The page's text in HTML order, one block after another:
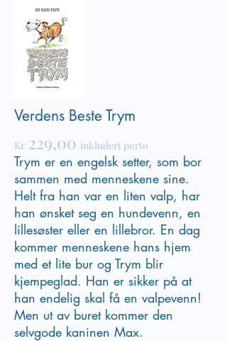
Verdens Beste Trym
Kr 229,00 inkludert porto
Trym er en engelsk setter, som bor
sammen med menneskene sine.
Helt fra han var en liten valp, har
han ønsket seg en hundevenn, en
lillesøster eller en lillebror. En dag
kommer menneskene hans hjem
med et lite bur og Trym blir
kjempeglad. Han er sikker på at
han endelig skal få en valpevenn!
Men ut av buret kommer den
selvgode kaninen Max.